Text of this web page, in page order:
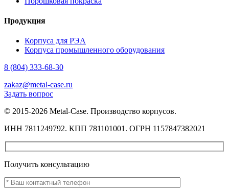
Продукция
Корпуса для РЭА
Корпуса промышленного оборудования
8 (804) 333-68-30
zakaz@metal-case.ru
Задать вопрос
© 2015-2026 Metal-Case. Производство корпусов.
ИНН 7811249792. КПП 781101001. ОГРН 1157847382021
Получить консультацию